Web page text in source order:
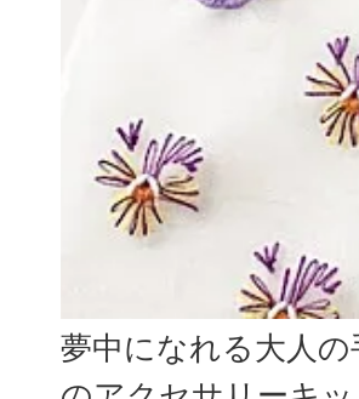
夢中になれる大人の